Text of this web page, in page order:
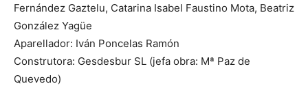
Fernández Gaztelu, Catarina Isabel Faustino Mota, Beatriz
González Yagüe
Aparellador: Iván Poncelas Ramón
Construtora: Gesdesbur SL (jefa obra: Mª Paz de
Quevedo)